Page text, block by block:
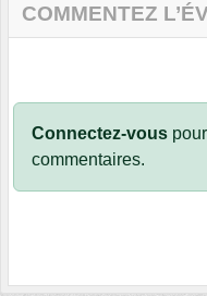
COMMENTEZ
Connectez-vous
commentaires.